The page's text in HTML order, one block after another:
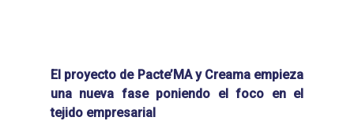
El proyecto de Pacte’MA y Creama empieza
una nueva fase poniendo el foco en el
tejido empresarial